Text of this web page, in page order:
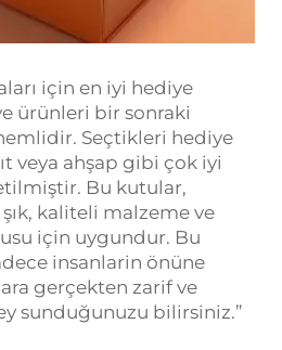
için en iyi hediye
ürünleri bir sonraki
Seçtikleri hediye
veya ahşap gibi çok iyi
Bu kutular,
kaliteli malzeme ve
için uygundur. Bu
insanlarin önüne
gerçekten zarif ve
sunduğunuzu bilirsiniz.”